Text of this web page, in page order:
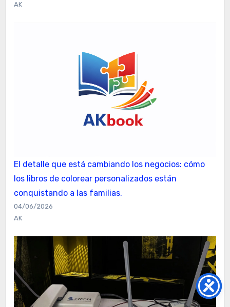
AK
El detalle que está cambiando los negocios: cómo
los libros de colorear personalizados están
conquistando a las familias.
04/06/2026
AK